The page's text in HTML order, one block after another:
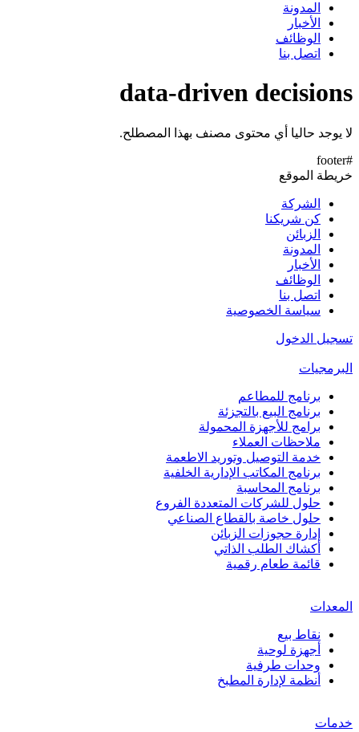
المدونة
الأخبار
الوظائف
اتصل بنا
data-driven decisions
لا يوجد حاليا أي محتوى مصنف بهذا المصطلح.
#footer
خريطة الموقع
الشركة
كن شريكنا
الزبائن
المدونة
الأخبار
الوظائف
اتصل بنا
سياسة الخصوصية
تسجيل الدخول
البرمجيات
برنامج للمطاعم
برنامج البيع بالتجزئة
برامج للأجهزة المحمولة
ملاحظات العملاء
خدمة التوصيل وتوريد الاطعمة
برنامج المكاتب الإدارية الخلفية
برنامج المحاسبة
حلول للشركات المتعددة الفروع
حلول خاصة بالقطاع الصناعي
إدارة حجوزات الزبائن
أكشاك الطلب الذاتي
قائمة طعام رقمية
المعدات
نقاط بيع
أجهزة لوحية
وحدات طرفية
أنظمة لإدارة المطبخ
خدمات